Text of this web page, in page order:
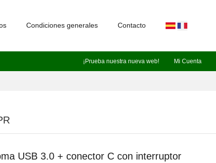
¡Prueba nuestra nueva web! Mi Cuenta
Condiciones generales Contacto
USB 3.0 + conector C con interruptor